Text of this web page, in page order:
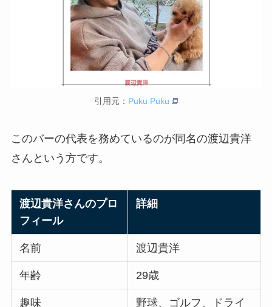
引用元： Puku Puku
このバーの代表を務めているのが同名の渡辺貴洋
さんという方です。
渡辺貴洋さんのプロ
フィール
詳細
名前 渡辺貴洋
年齢 29歳
趣味 野球、ゴルフ、ドライ